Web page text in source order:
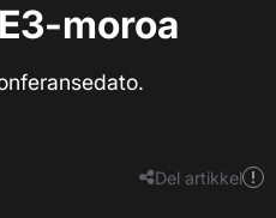
moroa
Del artikkel